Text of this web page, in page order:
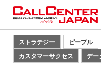
ストラテジー ピープル
カスタマーサクセス
デー